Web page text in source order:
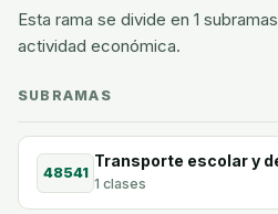
Esta rama se divide en 1
actividad económica.
SUBRAMAS
48541
Transporte escolar y
1 clases